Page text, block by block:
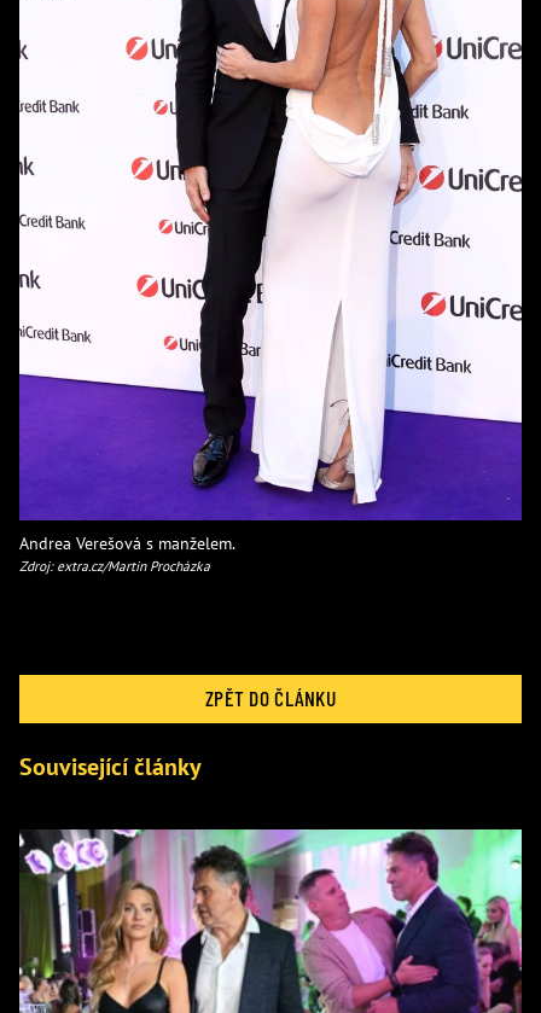
Andrea Verešová s manželem.
Zdroj: extra.cz/Martin Procházka
ZPĚT DO ČLÁNKU
Související články